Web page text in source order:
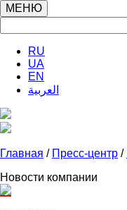
МЕНЮ
RU
UA
EN
العربية
Главная / Пресс-центр /
Новости компании